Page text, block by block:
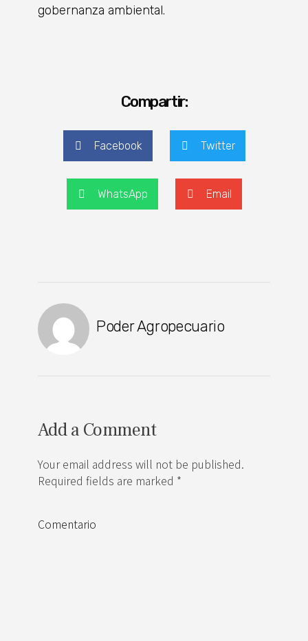
gobernanza ambiental.
Compartir:
Facebook Twitter
WhatsApp Email
Poder Agropecuario
Add a Comment
Your email address will not be published.
Required fields are marked *
Comentario